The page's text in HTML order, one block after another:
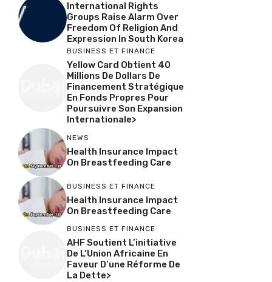
International Rights
Groups Raise Alarm Over
Freedom Of Religion And
Expression In South Korea
BUSINESS ET FINANCE
Yellow Card Obtient 40
Millions De Dollars De
Financement Stratégique
En Fonds Propres Pour
Poursuivre Son Expansion
Internationale>
NEWS
Health Insurance Impact
On Breastfeeding Care
BUSINESS ET FINANCE
Health Insurance Impact
On Breastfeeding Care
BUSINESS ET FINANCE
AHF Soutient L’initiative
De L’Union Africaine En
Faveur D’une Réforme De
La Dette>